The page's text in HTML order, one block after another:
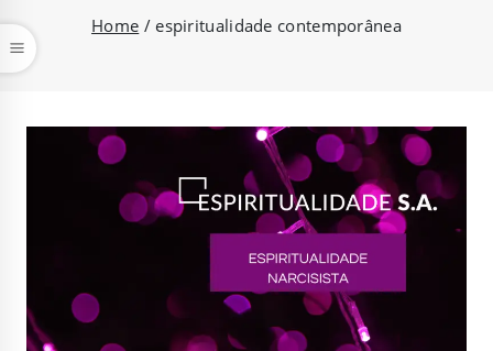
Home / espiritualidade contemporânea